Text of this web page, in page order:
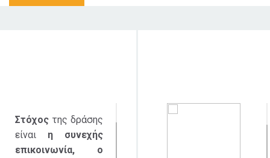
Στόχος της δράσης
είναι η συνεχής
επικοινωνία, ο